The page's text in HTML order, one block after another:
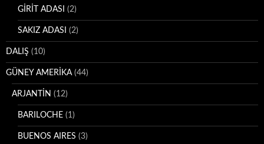
GİRİT ADASI (2)
SAKIZ ADASI (2)
DALIŞ (10)
GÜNEY AMERİKA(44)
ARJANTİN (12)
BARILOCHE (1)
BUENOS AIRES (3)